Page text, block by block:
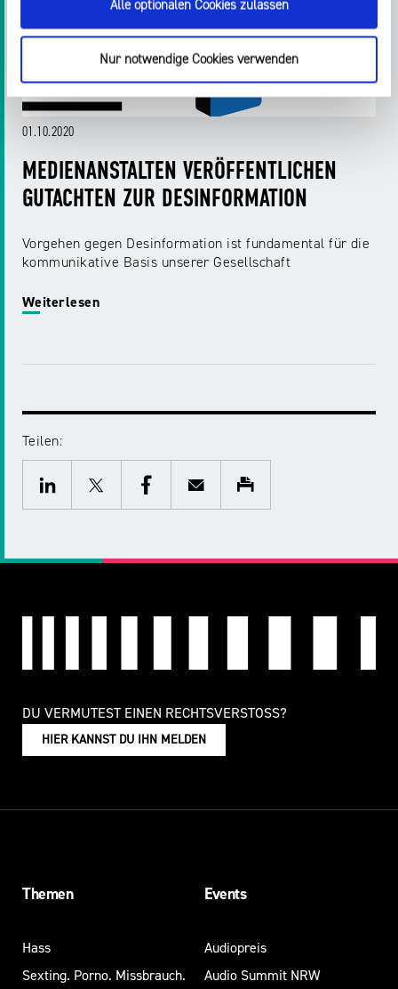
Alle optionalen Cookies zulassen
Nur notwendige Cookies verwenden
01.10.2020
MEDIENANSTALTEN VERÖFFENTLICHEN
GUTACHTEN ZUR DESINFORMATION
Vorgehen gegen Desinformation ist fundamental für die
kommunikative Basis unserer Gesellschaft
Weiterlesen
Teilen:
Twitter Facebook
DU VERMUTEST EINEN RECHTSVERSTOSS?
HIER KANNST DU IHN MELDEN
Themen
Hass
Sexting. Porno. Missbrauch.
Events
Audiopreis
Audio Summit NRW